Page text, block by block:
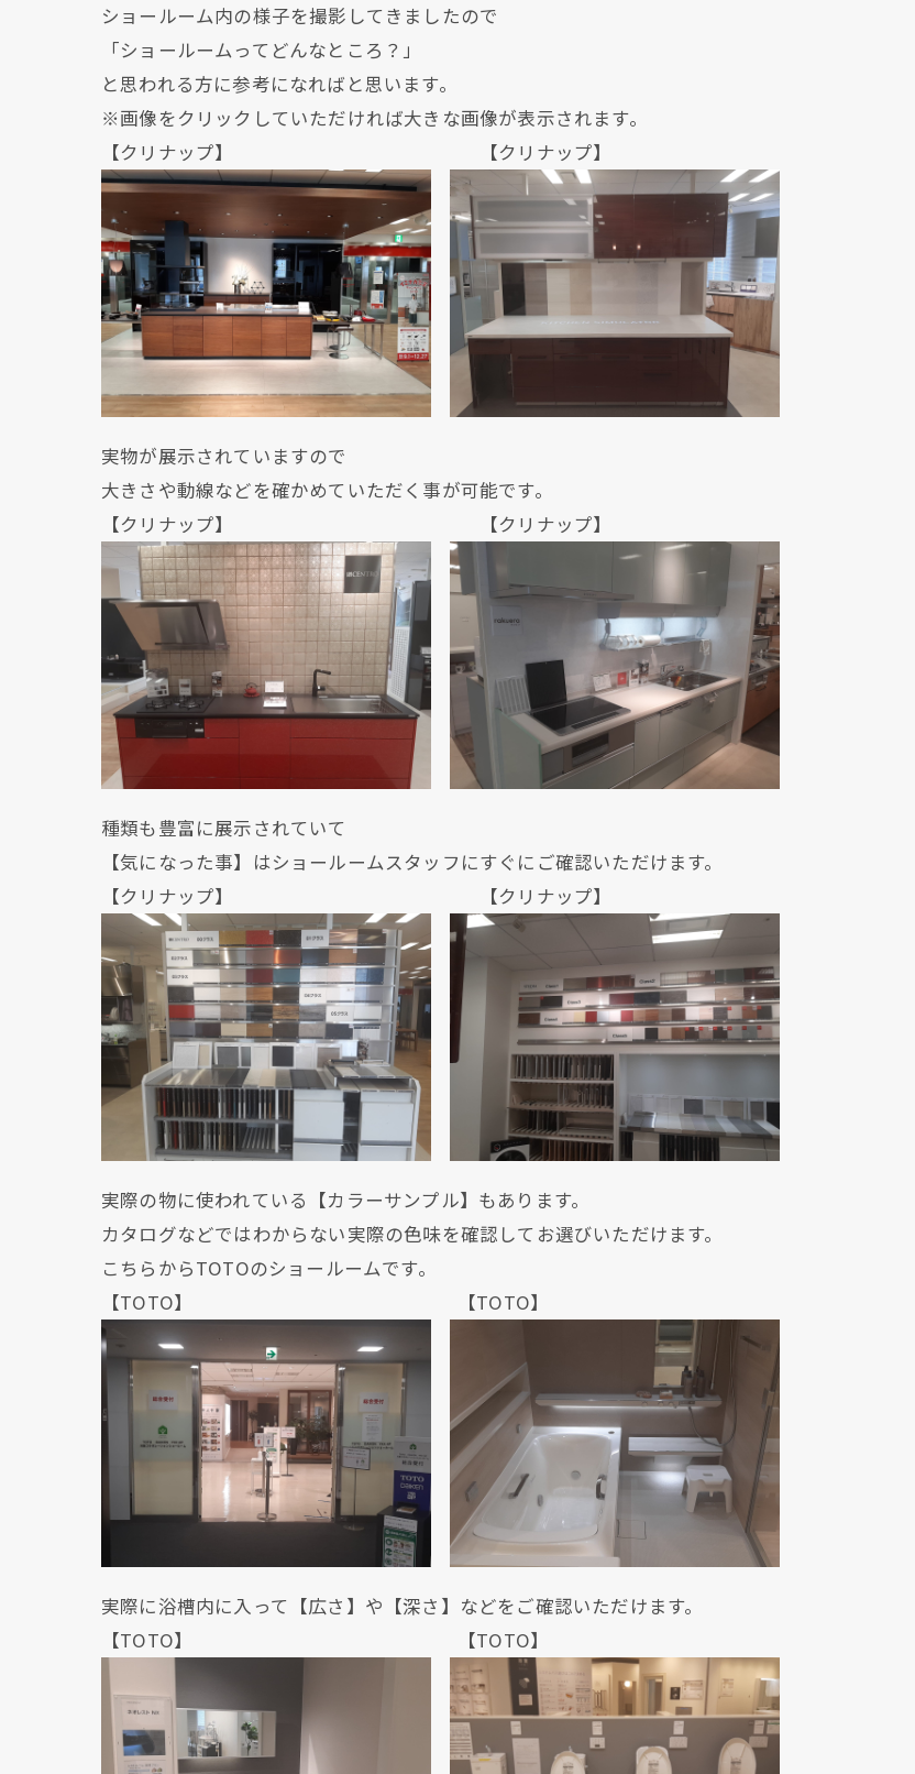
ショールーム内の様子を撮影してきましたので
「ショールームってどんなところ？」
と思われる方に参考になればと思います。
※画像をクリックしていただければ大きな画像が表示されます。
【クリナップ】 【クリナップ】
実物が展示されていますので
大きさや動線などを確かめていただく事が可能です。
【クリナップ】 【クリナップ】
種類も豊富に展示されていて
【気になった事】はショールームスタッフにすぐにご確認いただけます。
【クリナップ】 【クリナップ】
実際の物に使われている【カラーサンプル】もあります。
カタログなどではわからない実際の色味を確認してお選びいただけます。
こちらからTOTOのショールームです。
【TOTO】 【TOTO】
実際に浴槽内に入って【広さ】や【深さ】などをご確認いただけます。
【TOTO】 【TOTO】
現在、新聞に入っている折込チラシです。
クリックでチラシのページにジャンプします
現在、新聞に入っている折込チラシです。
クリックでチラシのページにジャンプします